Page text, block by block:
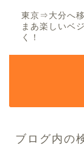
東京⇒大分へ
まあ楽しいベ
く！
ブログ内の